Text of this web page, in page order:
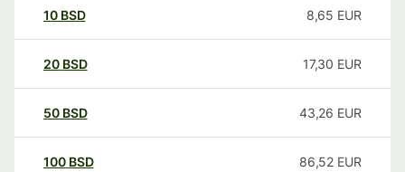
10 BSD 8,65 EUR
20 BSD 17,30 EUR
50 BSD 43,26 EUR
100 BSD 86,52 EUR